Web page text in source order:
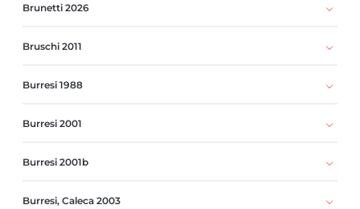
Brunetti 2026
Bruschi 2011
Burresi 1988
Burresi 2001
Burresi 2001b
Burresi, Caleca 2003